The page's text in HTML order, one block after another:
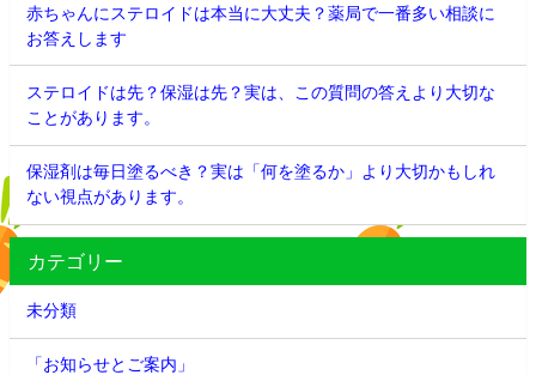
赤ちゃんにステロイドは本当に大丈夫？薬局で一番多い相談に
お答えします
ステロイドは先？保湿は先？実は、この質問の答えより大切な
ことがあります。
保湿剤は毎日塗るべき？実は「何を塗るか」より大切かもしれ
ない視点があります。
カテゴリー
未分類
「お知らせとご案内」